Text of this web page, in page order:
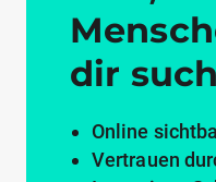
dir
Online
Vertrauen